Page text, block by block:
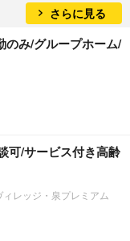
さらに見る
のみ/グループホーム/
可/サービス付き高齢
レッジ・泉プレミアム